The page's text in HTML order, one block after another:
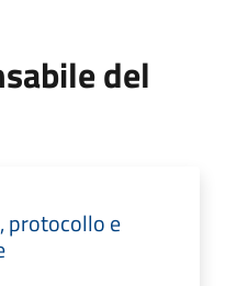
del
protocollo e